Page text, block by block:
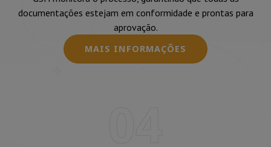
documentações estejam em conformidade e prontas para
aprovação.
MAIS INFORMAÇÕES